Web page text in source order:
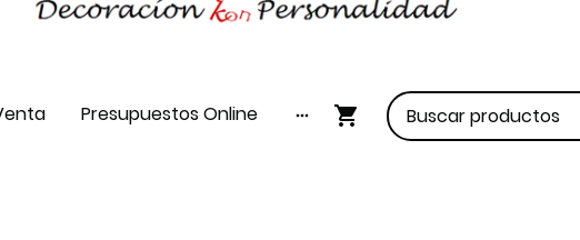
Presupuestos Online